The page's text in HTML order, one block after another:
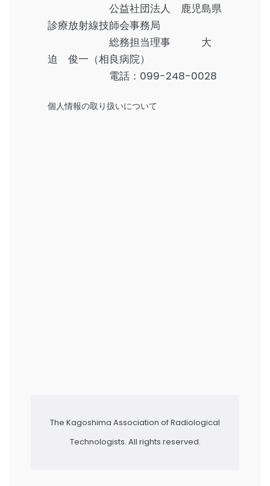
公益社団法人 鹿児島県
診療放射線技師会事務局
総務担当理事 大
迫 俊一（相良病院）
電話： 099-248-0028
個人情報の取り扱いについて
The Kagoshima Association of Radiological
Technologists. All rights reserved.